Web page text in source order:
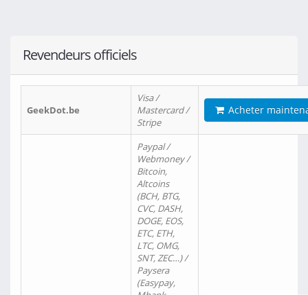
Revendeurs officiels
GeekDot.be
Visa /
Mastercard /
Stripe
Acheter
Paypal /
Webmoney /
Bitcoin,
Altcoins
(BCH, BTG,
CVC, DASH,
DOGE, EOS,
ETC, ETH,
LTC, OMG,
SNT, ZEC…) /
Paysera
(Easypay,